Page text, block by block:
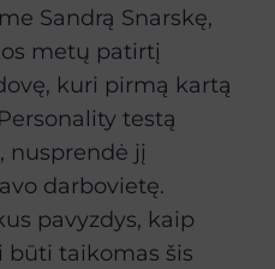
Sandrą Snarskę,
metų patirtį
kuri pirmą kartą
testą
nusprendė jį
darbovietę.
pavyzdys, kaip
būti taikomas šis